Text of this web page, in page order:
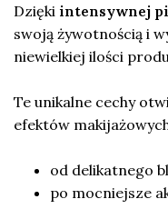
Dzięki intensywnej
swoją żywotnością i
niewielkiej ilości
Te unikalne cechy
efektów
od delikatnego
po mocniejsze